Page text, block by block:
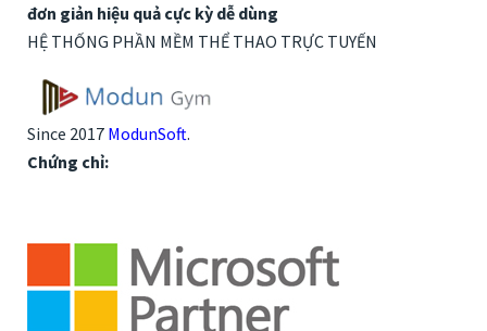
đơn giản hiệu quả cực kỳ dễ dùng
HỆ THỐNG PHẦN MỀM THỂ THAO TRỰC TUYẾN
Since 2017 ModunSoft.
Chứng chỉ: